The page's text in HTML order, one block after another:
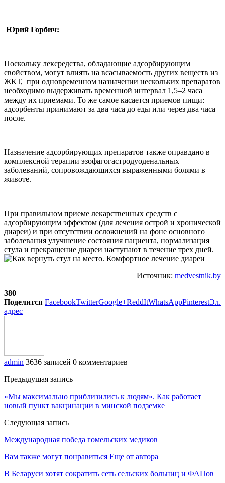
Юрий Горбич:
Поскольку лексредства, обладающие адсорбирующим
свойством, могут влиять на всасываемость других веществ из
ЖКТ, при одновременном назначении нескольких препаратов
необходимо выдерживать временной интервал 1,5–2 часа
между их приемами. То же самое касается приемов пищи:
адсорбенты принимают за два часа до еды или через два часа
после.
Назначение адсорбирующих препаратов также оправдано в
комплексной терапии эзофагогастродуоденальных
заболеваний, сопровождающихся выраженными болями в
животе.
При правильном приеме лекарственных средств с
адсорбирующим эффектом (для лечения острой и хронической
диареи) и при отсутствии осложнений на фоне основного
заболевания улучшение состояния пациента, нормализация
стула и прекращение диареи наступают в течение трех дней.
Источник: medvestnik.by
380
Поделится FacebookTwitterGoogle+ReddItWhatsAppPinterestЭл.
адрес
admin 3636 записей 0 комментариев
Предыдущая запись
«Мы максимально приблизились к людям». Как работает
новый пункт вакцинации в минской подземке
Следующая запись
Международная победа гомельских медиков
Вам также могут понравиться Еще от автора
В Беларуси хотят сократить сеть сельских больниц и ФАПов